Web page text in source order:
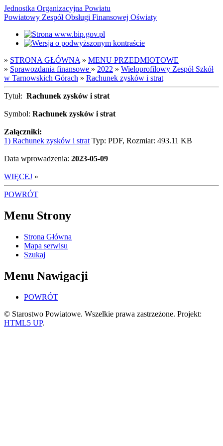
Jednostka Organizacyjna Powiatu
Powiatowy Zespół Obsługi Finansowej Oświaty
» STRONA GŁÓWNA » MENU PRZEDMIOTOWE
» Sprawozdania finansowe » 2022 » Wieloprofilowy Zespół Szkół
w Tarnowskich Górach » Rachunek zysków i strat
Tytuł: Rachunek zysków i strat
Symbol: Rachunek zysków i strat
Załączniki:
1) Rachunek zysków i strat Typ: PDF, Rozmiar: 493.11 KB
Data wprowadzenia: 2023-05-09
WIĘCEJ »
POWRÓT
Menu Strony
Strona Główna
Mapa serwisu
Szukaj
Menu Nawigacji
POWRÓT
© Starostwo Powiatowe. Wszelkie prawa zastrzeżone. Projekt:
HTML5 UP.